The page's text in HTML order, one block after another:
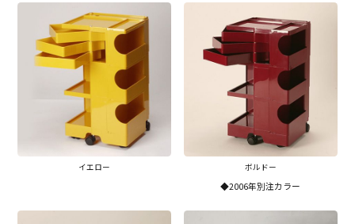
イエロー ボルドー
◆2006年別注カラー